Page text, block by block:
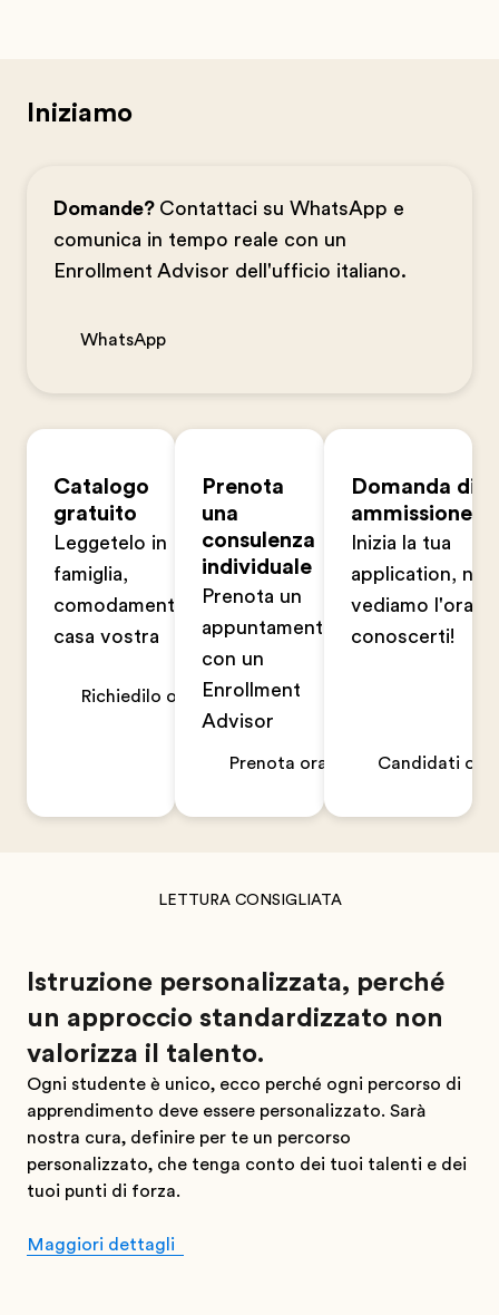
Iniziamo
Domande? Contattaci su WhatsApp e
comunica in tempo reale con un
Enrollment Advisor dell'ufficio italiano.
WhatsApp
Catalogo
gratuito
Leggetelo in
famiglia,
comodamente a
casa vostra
Richiedilo ora
Prenota
una
consulenza
individuale
Prenota un
appuntamento
con un
Enrollment
Advisor
Prenota ora
Domanda di
ammissione
Inizia la tua
application, non
vediamo l'ora di
conoscerti!
Candidati ora
LETTURA CONSIGLIATA
Istruzione personalizzata, perché
un approccio standardizzato non
valorizza il talento.
Ogni studente è unico, ecco perché ogni percorso di
apprendimento deve essere personalizzato. Sarà
nostra cura, definire per te un percorso
personalizzato, che tenga conto dei tuoi talenti e dei
tuoi punti di forza.
Maggiori dettagli